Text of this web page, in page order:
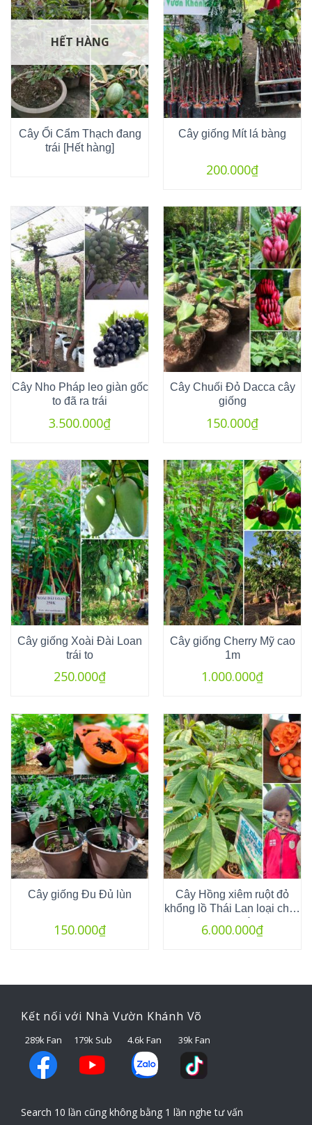
HẾT HÀNG
Cây Ổi Cẩm Thạch đang
trái [Hết hàng]
Cây giống Mít lá bàng
200.000₫
Cây Nho Pháp leo giàn gốc
to đã ra trái
3.500.000₫
Cây Chuối Đỏ Dacca cây
giống
150.000₫
Cây giống Xoài Đài Loan
trái to
250.000₫
Cây giống Cherry Mỹ cao
1m
1.000.000₫
Cây giống Đu Đủ lùn
150.000₫
Cây Hồng xiêm ruột đỏ
khổng lồ Thái Lan loại chiết
6.000.000₫
Kết nối với Nhà Vườn Khánh Võ
289k Fan 179k Sub 4.6k Fan 39k Fan
Search 10 lần cũng không bằng 1 lần nghe tư vấn